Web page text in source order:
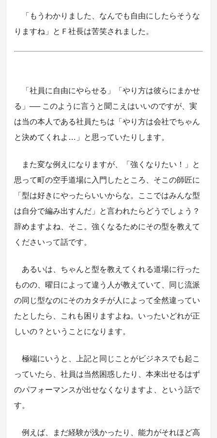
「もうわかりました、なんでも自由にしたらそうな
りますね」とＦ社長は苦笑されました。
「社員に自由にやらせる」「やり方は彼らにまかせ
る」── このように言うと聞こえはいいのですが、実
は当の本人である社員たちは「やり方は会社でちゃん
と決めてくれよ…」と思っていたりします。
また変な例えになりますが、「強くなりたい！」と
思って町の空手道場に入門したところ、そこの師匠に
「型は好きにやったらいいからな。ここではみんな型
は自分で編み出すんだ」と言われたらどうでしょう？
辞めますよね、そこ。強くなるためにその型を教えて
くださいって話です。
あるいは、ちゃんと型を教えてくれる道場に行った
ものの、曜日によって違う人が教えていて、同じ流派
の同じ型なのにそのカタチが人によって全然違ってい
たとしたら、これも困りますよね。いったいどれが正
しいの？ということになります。
極端にいうと、上記と同じことがビジネスでも起こ
っていたら、社員は当然困惑したり、本来出せるはず
のパフォーマンスが出せなくなりますよ、という話で
す。
例えば、まだ経験が浅かったり、能力がそれほど高